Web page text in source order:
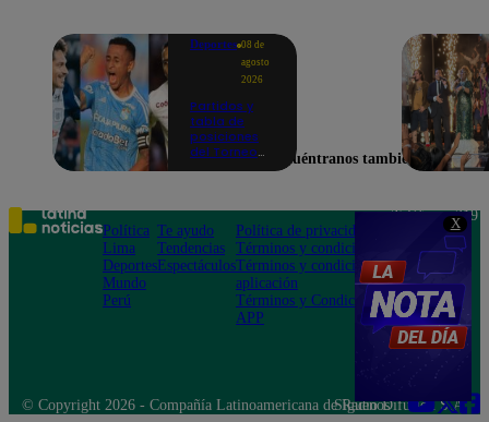
X
Deportes 08 de
agosto
2026
Partidos y
tabla de
posiciones
del Torneo
en la fecha 4
Encuéntranos también en
Política
Lima
Deportes
Mundo
Perú
Te ayudo
Tendencias
Espectáculos
Política de privacidad
Términos y condiciones
Términos y condiciones
aplicación
Términos y Condiciones
APP
Teléfono: 219
Av. San
Felipe 968
Jesús María
© Copyright 2026 - Compañía Latinoamericana de Radio Difusión S.A.
Síguenos